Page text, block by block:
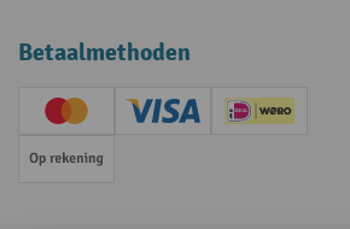
Betaalmethoden
Creditcard (Master)Creditcard (Visa)
iDEAL |
Op rekening